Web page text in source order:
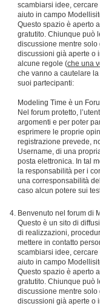
scambiarsi idee,
aiuto in campo
Questo spazio è aperto
gratutito. Chiunque può
discussione mentre
discussioni già aperte o
alcune regole (che una
che vanno a cautelare
suoi partecipanti:
Modeling Time è un
Nel forum protetto,
argomenti e per poter
esprimere le proprie
registrazione prevede,
Username, di una
posta elettronica. In tal
la responsabilità per i
una corresponsabilità
caso alcun potere sui
Benvenuto nel forum di
Questo è un sito di
di realizzazioni,
mettere in contatto
scambiarsi idee,
aiuto in campo
Questo spazio è aperto
gratutito. Chiunque può
discussione mentre
discussioni già aperte o